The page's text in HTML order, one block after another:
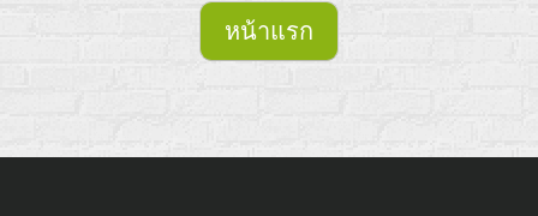
หน้าแรก